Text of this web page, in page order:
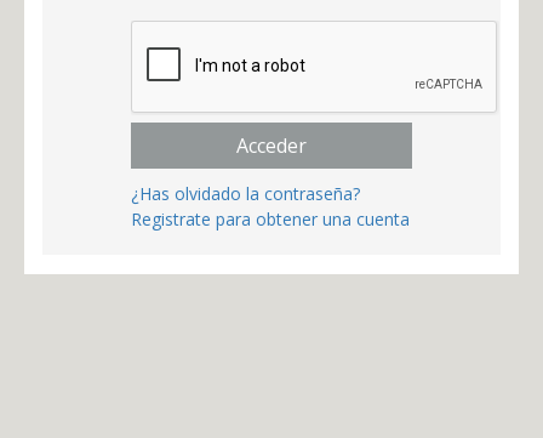
Acceder
¿Has olvidado la contraseña?
Registrate para obtener una cuenta